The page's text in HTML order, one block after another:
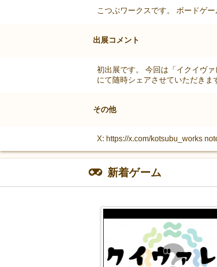
こつぶワークスです。 ボードゲ
出展コメント
初出展です。 今回は「イクイヴ
にて随時シェアさせていただきま
その他
X: https://x.com/kotsubu_works
新着ゲーム